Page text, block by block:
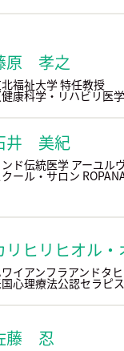
原 孝之
福祉大学 特任教授
康科学・リハビリ医
井 美紀
ド伝統医学 アーユル
ール・サロン
リヒリヒオル
イアンフラアンドタ
心理療法公認セラピ
藤 忍